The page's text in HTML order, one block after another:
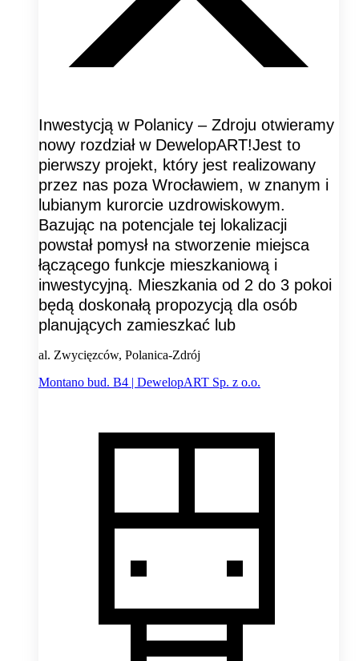
Inwestycją w Polanicy – Zdroju otwieramy
nowy rozdział w DewelopART!Jest to
pierwszy projekt, który jest realizowany
przez nas poza Wrocławiem, w znanym i
lubianym kurorcie uzdrowiskowym.
Bazując na potencjale tej lokalizacji
powstał pomysł na stworzenie miejsca
łączącego funkcje mieszkaniową i
inwestycyjną. Mieszkania od 2 do 3 pokoi
będą doskonałą propozycją dla osób
planujących zamieszkać lub
al. Zwycięzców, Polanica-Zdrój
Montano bud. B4 | DewelopART Sp. z o.o.